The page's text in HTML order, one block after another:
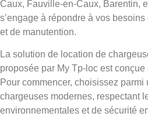
Caux, Fauville-en-Caux, Barentin,
s’engage à répondre à vos
et de manutention.
La solution de location de
proposée par My Tp-loc est
Pour commencer, choisissez
chargeuses modernes, respectant
environnementales et de sécurité